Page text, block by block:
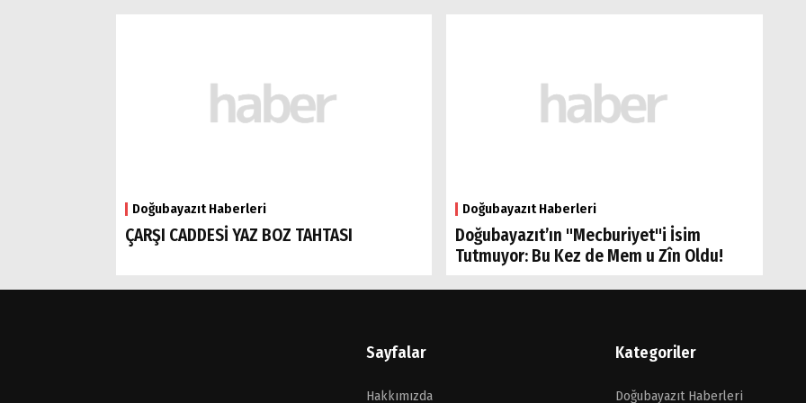
Doğubayazıt Haberleri
ÇARŞI CADDESİ YAZ BOZ TAHTASI
Doğubayazıt Haberleri
Doğubayazıt’ın "Mecburiyet"i İsim
Tutmuyor: Bu Kez de Mem u Zîn Oldu!
Sayfalar
Hakkımızda
Kategoriler
Doğubayazıt Haberleri